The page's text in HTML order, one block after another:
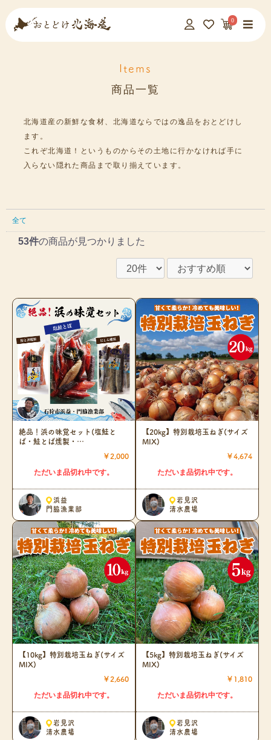
0
Items
商品一覧
北海道産の新鮮な食材、北海道ならではの逸品をおとどけし
ます。
これぞ北海道！というものからその土地に行かなければ手に
入らない隠れた商品まで取り揃えています。
全て
53件の商品が見つかりました
絶品！浜の味覚セット(塩鮭と
ば・鮭とば燻製・…
￥2,000
ただいま品切れ中です。
浜益
門脇漁業部
【20kg】特別栽培玉ねぎ(サイズ
MIX)
￥4,674
ただいま品切れ中です。
岩見沢
清水農場
【10kg】特別栽培玉ねぎ(サイズ
MIX)
￥2,660
ただいま品切れ中です。
岩見沢
清水農場
【5kg】特別栽培玉ねぎ(サイズ
MIX)
￥1,810
ただいま品切れ中です。
岩見沢
清水農場